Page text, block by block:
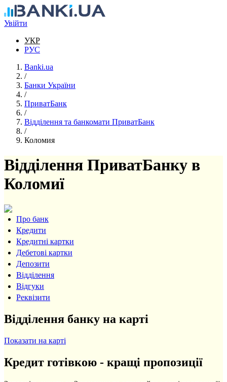
Перейти до основного вмісту
Увійти
УКР
РУС
Banki.ua
/
Банки України
/
ПриватБанк
/
Відділення та банкомати ПриватБанк
/
Коломия
Відділення ПриватБанку в
Коломиї
Про банк
Кредити
Кредитні картки
Дебетові картки
Депозити
Відділення
Відгуки
Реквізити
Відділення банку на карті
Показати на карті
Кредит готівкою - кращі пропозиції